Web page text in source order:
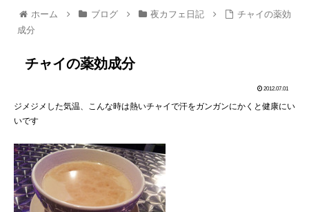
ホーム ブログ 夜カフェ日記
チャイの薬効
成分
チャイの薬効成分
2012.07.01
ジメジメした気温、こんな時は熱いチャイで汗をガンガンにかくと健康にい
いです